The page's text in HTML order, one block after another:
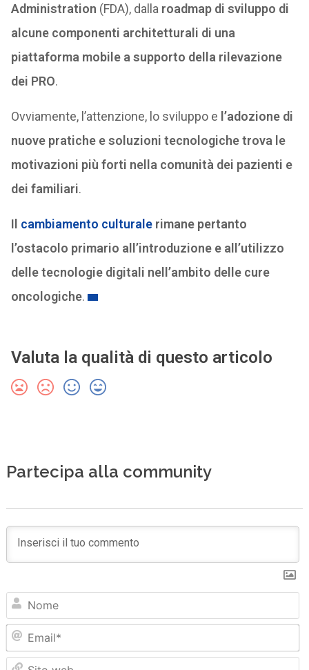
Administration (FDA), dalla roadmap di sviluppo di
alcune componenti architetturali di una
piattaforma mobile a supporto della rilevazione
dei PRO.
Ovviamente, l’attenzione, lo sviluppo e l’adozione di
nuove pratiche e soluzioni tecnologiche trova le
motivazioni più forti nella comunità dei pazienti e
dei familiari.
Il cambiamento culturalerimane pertanto
l’ostacolo primario all’introduzione e all’utilizzo
delle tecnologie digitali nell’ambito delle cure
oncologiche.
Valuta la qualità di questo articolo
Partecipa alla community